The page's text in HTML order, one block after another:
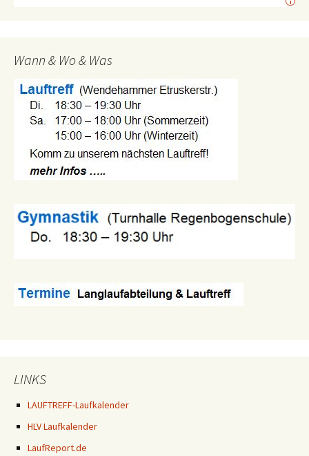
Wann & Wo & Was
LINKS
LAUFTREFF-Laufkalender
HLV Laufkalender
LaufReport.de